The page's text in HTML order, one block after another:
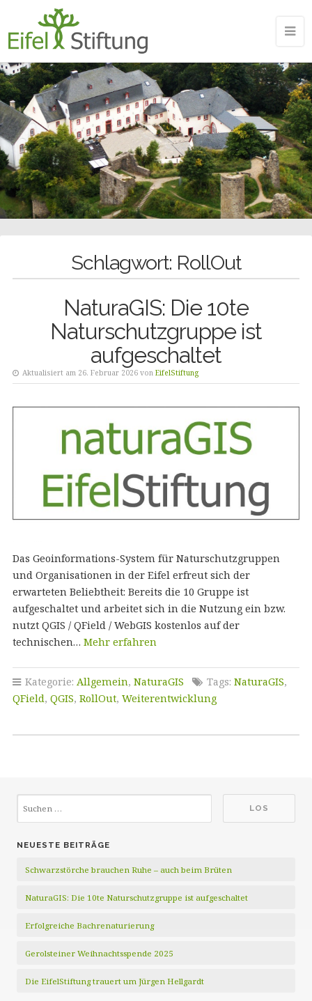
Schlagwort: RollOut
NaturaGIS: Die 10te
Naturschutzgruppe ist
aufgeschaltet
Aktualisiert am 26. Februar 2026 von EifelStiftung
Das Geoinformations-System für Naturschutzgruppen
und Organisationen in der Eifel erfreut sich der
erwarteten Beliebtheit: Bereits die 10 Gruppe ist
aufgeschaltet und arbeitet sich in die Nutzung ein bzw.
nutzt QGIS / QField / WebGIS kostenlos auf der
technischen… Mehr erfahren
Kategorie: Allgemein, NaturaGIS Tags: NaturaGIS,
QField, QGIS, RollOut, Weiterentwicklung
NEUESTE BEITRÄGE
Schwarzstörche brauchen Ruhe – auch beim Brüten
NaturaGIS: Die 10te Naturschutzgruppe ist aufgeschaltet
Erfolgreiche Bachrenaturierung
Gerolsteiner Weihnachtsspende 2025
Die EifelStiftung trauert um Jürgen Hellgardt